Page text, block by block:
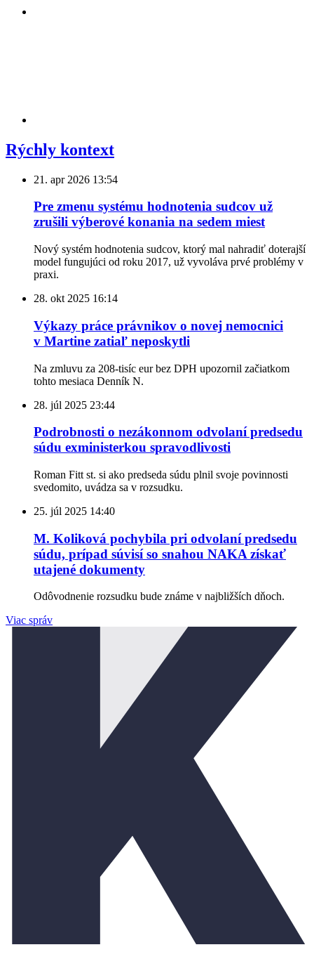
Rýchly kontext
21. apr 2026 13:54
Pre zmenu systému hodnotenia sudcov už
zrušili výberové konania na sedem miest
Nový systém hodnotenia sudcov, ktorý mal nahradiť doterajší
model fungujúci od roku 2017, už vyvoláva prvé problémy v
praxi.
28. okt 2025 16:14
Výkazy práce právnikov o novej nemocnici
v Martine zatiaľ neposkytli
Na zmluvu za 208-tisíc eur bez DPH upozornil začiatkom
tohto mesiaca Denník N.
28. júl 2025 23:44
Podrobnosti o nezákonnom odvolaní predsedu
súdu exministerkou spravodlivosti
Roman Fitt st. si ako predseda súdu plnil svoje povinnosti
svedomito, uvádza sa v rozsudku.
25. júl 2025 14:40
M. Koliková pochybila pri odvolaní predsedu
súdu, prípad súvisí so snahou NAKA získať
utajené dokumenty
Odôvodnenie rozsudku bude známe v najbližších dňoch.
Viac správ